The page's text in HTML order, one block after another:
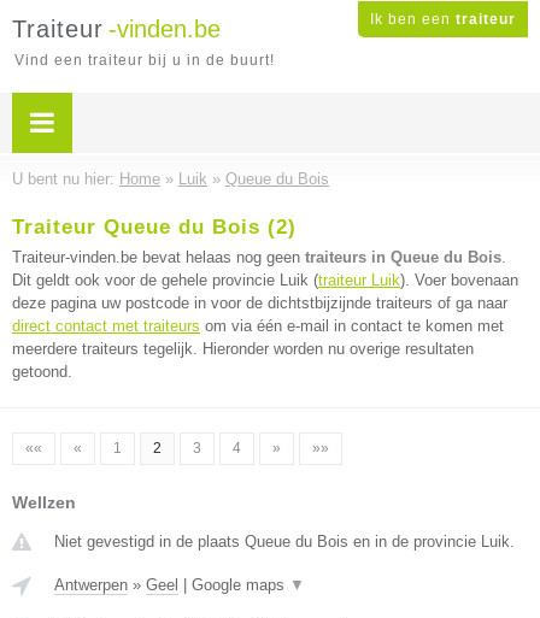
Ik ben een traiteur
Traiteur -vinden.be
Vind een traiteur bij u in de buurt!
U bent nu hier: Home » Luik » Queue du Bois
Traiteur Queue du Bois (2)
Traiteur-vinden.be bevat helaas nog geen traiteurs in Queue du Bois.
Dit geldt ook voor de gehele provincie Luik (traiteur Luik). Voer bovenaan
deze pagina uw postcode in voor de dichtstbijzijnde traiteurs of ga naar
direct contact met traiteurs om via één e-mail in contact te komen met
meerdere traiteurs tegelijk. Hieronder worden nu overige resultaten
getoond.
«« « 1 2 3 4 » »»
Wellzen
Niet gevestigd in de plaats Queue du Bois en in de provincie Luik.
Antwerpen » Geel Google maps ▼